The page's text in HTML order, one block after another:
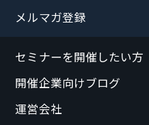
メルマガ登録
セミナーを開催したい方
開催企業向けブログ
運営会社